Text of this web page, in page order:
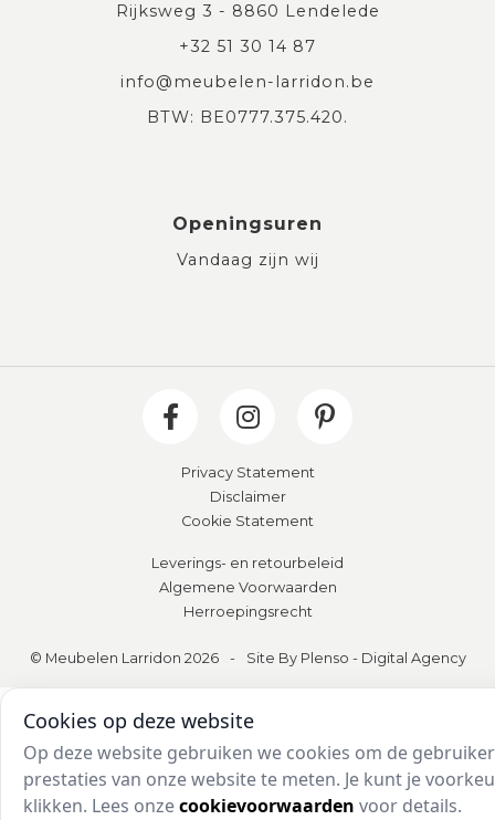
Rijksweg 3 - 8860 Lendelede
+32 51 30 14 87
info@meubelen-larridon.be
BTW: BE0777.375.420.
Openingsuren
Vandaag zijn wij
Privacy Statement
Disclaimer
Cookie Statement
Leverings- en retourbeleid
Algemene Voorwaarden
Herroepingsrecht
© Meubelen Larridon 2026 - Site By Plenso - Digital Agency
Cookies op deze website
Op deze website gebruiken we cookies om de
prestaties van onze website te meten. Je kunt je
klikken. Lees onzecookievoorwaarden voor details.